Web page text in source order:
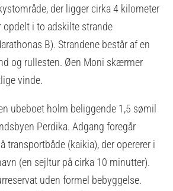
der ligger cirka 4 kilometer
opdelt i to adskilte strande
B). Strandene består af en
og rullesten. Øen Moni skærmer
vinde.
ubeboet holm beliggende 1,5 sømil
Perdika. Adgang foregår
transportbåde (kaikia), der opererer i
(en sejltur på cirka 10 minutter).
uden formel bebyggelse.